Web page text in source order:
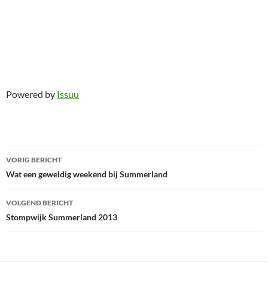
Powered by Issuu
Bericht
navigatie
VORIG BERICHT
Wat een geweldig weekend bij Summerland
VOLGEND BERICHT
Stompwijk Summerland 2013